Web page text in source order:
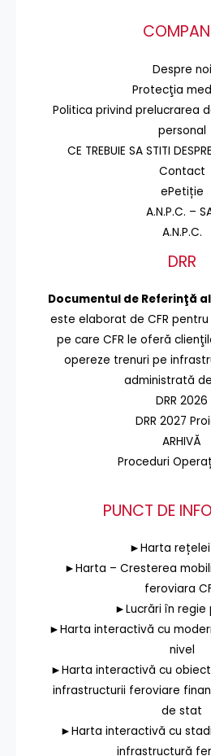
Despre noi
Protecţia
Politica privind prelucrarea
personal
CE TREBUIE SA STITI
Contact
ePetiție
A.N.P.C. –
A.N.P.C.
DRR
Documentul de Referinţă al
este elaborat de CFR
pe care CFR le oferă
opereze trenuri pe
administrată de
DRR 2026
DRR 2027
ARHIVĂ
Proceduri
PUNCT DE
►Harta rețelei
►Harta – Cresterea
feroviara
►Lucrări în regie
►Harta interactivă cu
nivel
►Harta interactivă cu
infrastructurii feroviare
de stat
►Harta interactivă cu
infrastructură